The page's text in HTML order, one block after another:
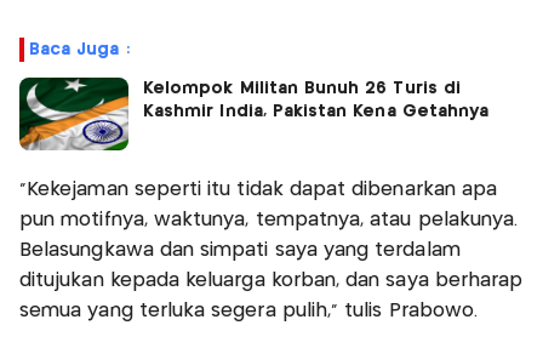
Baca Juga :
Kelompok Militan Bunuh 26 Turis di
Kashmir India, Pakistan Kena Getahnya
"Kekejaman seperti itu tidak dapat dibenarkan apa
pun motifnya, waktunya, tempatnya, atau pelakunya.
Belasungkawa dan simpati saya yang terdalam
ditujukan kepada keluarga korban, dan saya berharap
semua yang terluka segera pulih," tulis Prabowo.